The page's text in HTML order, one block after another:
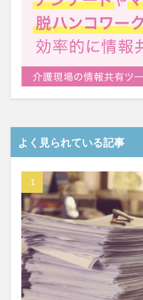
よく見られている記事
予防
人員配置基準
人材
フォーユー
スマホ
セミナー
タイムカ
ダレタメすぎと
タ
チアケアズ
ちぎっ
ファクタリング
ド
ナノファイバーマスク
ハビットトラッカー
ハレルベースアリマツ
ハンドソープ
ビジ